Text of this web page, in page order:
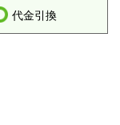
代金引換